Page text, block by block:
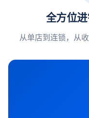
全方位
从单店到连锁，从